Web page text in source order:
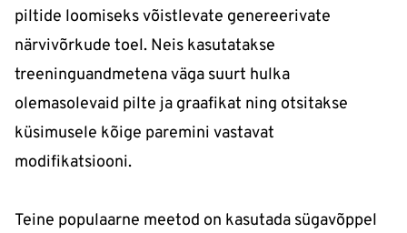
piltide loomiseks võistlevate genereerivate
närvivõrkude toel. Neis kasutatakse
treeninguandmetena väga suurt hulka
olemasolevaid pilte ja graafikat ning otsitakse
küsimusele kõige paremini vastavat
modifikatsiooni.
Teine populaarne meetod on kasutada sügavõppel